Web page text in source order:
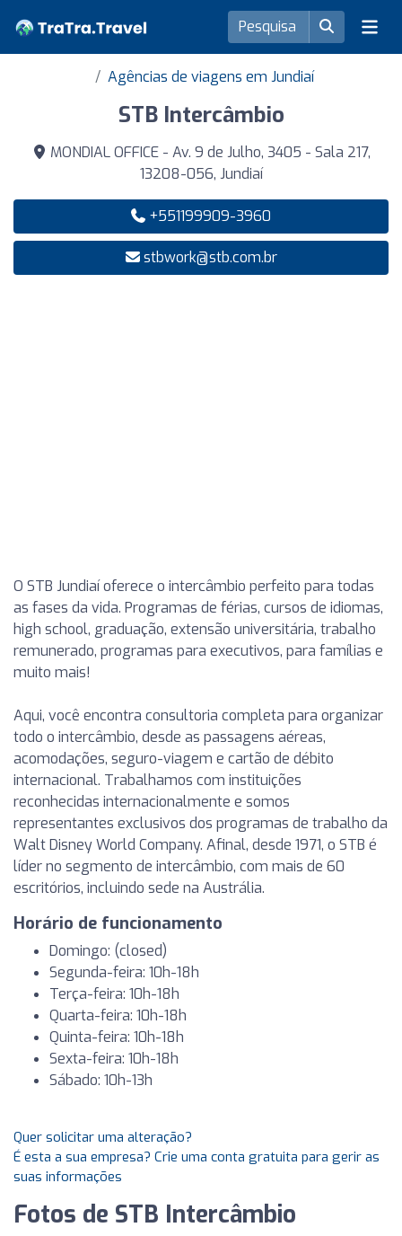
Agências de viagens em Jundiaí
STB Intercâmbio
MONDIAL OFFICE - Av. 9 de Julho, 3405 - Sala 217,
13208-056, Jundiaí
+551199909-3960
stbwork@stb.com.br
O STB Jundiaí oferece o intercâmbio perfeito para todas
as fases da vida. Programas de férias, cursos de idiomas,
high school, graduação, extensão universitária, trabalho
remunerado, programas para executivos, para famílias e
muito mais!
Aqui, você encontra consultoria completa para organizar
todo o intercâmbio, desde as passagens aéreas,
acomodações, seguro-viagem e cartão de débito
internacional. Trabalhamos com instituições
reconhecidas internacionalmente e somos
representantes exclusivos dos programas de trabalho da
Walt Disney World Company. Afinal, desde 1971, o STB é
líder no segmento de intercâmbio, com mais de 60
escritórios, incluindo sede na Austrália.
Horário de funcionamento
Domingo: (closed)
Segunda-feira: 10h-18h
Terça-feira: 10h-18h
Quarta-feira: 10h-18h
Quinta-feira: 10h-18h
Sexta-feira: 10h-18h
Sábado: 10h-13h
Quer solicitar uma alteração?
É esta a sua empresa? Crie uma conta gratuita para gerir as
suas informações
Fotos de STB Intercâmbio